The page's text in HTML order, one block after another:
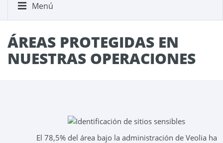
Menú
ÁREAS PROTEGIDAS EN
NUESTRAS OPERACIONES
El 78,5% del área bajo la administración de Veolia ha